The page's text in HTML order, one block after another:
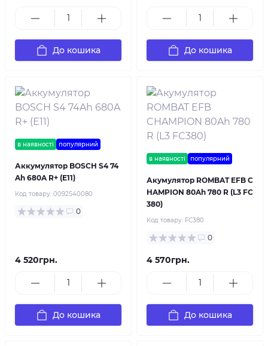
До кошика До кошика
в наявності популярний
Аккумулятор BOSCH S4 74
Ah 680A R+ (E11)
Код товару: 0092S40080
0
4 520грн.
До кошика
в наявності популярний
Акумулятор ROMBAT EFB C
HAMPION 80Ah 780 R (L3 FC
380)
Код товару: FC380
0
4 570грн.
До кошика